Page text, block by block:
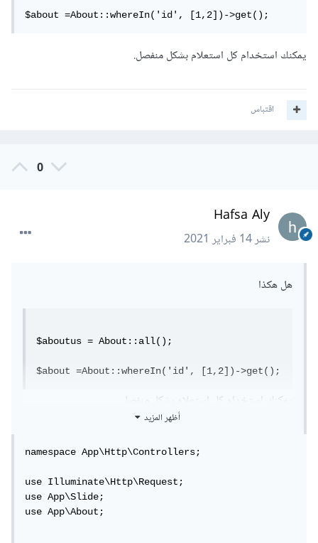
$about =About::whereIn('id', [1,2])->get();
يمكنك استخدام كل استعلام بشكل منفصل.
اقتباس
0
Hafsa Aly
نشر14 فبراير 2021
هل هكذا
$aboutus = About::all();
$about =About::whereIn('id', [1,2])->get();
يمكنك استخدام كل استعلام بشكل منفصل.
أظهر المزيد
namespace App\Http\Controllers;
use Illuminate\Http\Request;
use App\Slide;
use App\About;